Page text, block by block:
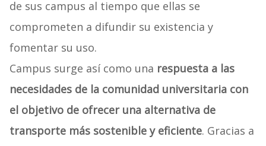
de sus campus al tiempo que ellas se
comprometen a difundir su existencia y
fomentar su uso.
Campus surge así como una respuesta a las
necesidades de la comunidad universitaria con
el objetivo de ofrecer una alternativa de
transporte más sostenible y eficiente. Gracias a